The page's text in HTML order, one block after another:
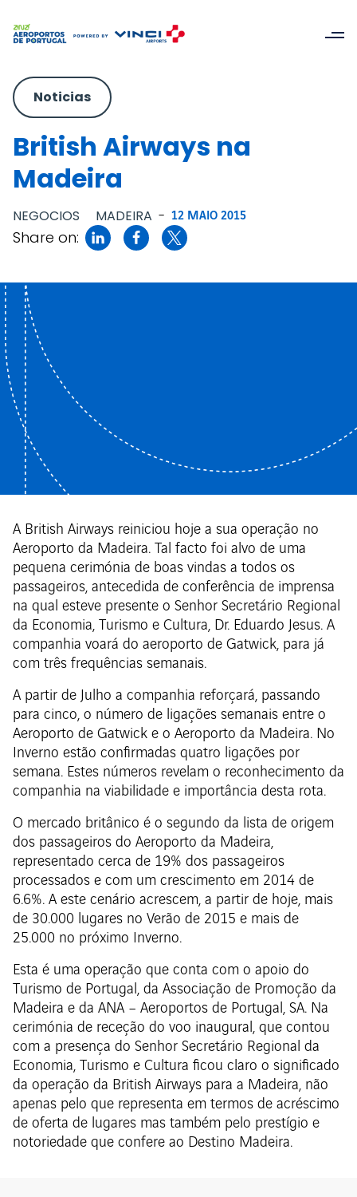
Noticias
British Airways na
Madeira
NEGOCIOS MADEIRA - 12 MAIO 2015
Share on:
A British Airways reiniciou hoje a sua operação no
Aeroporto da Madeira. Tal facto foi alvo de uma
pequena cerimónia de boas vindas a todos os
passageiros, antecedida de conferência de imprensa
na qual esteve presente o Senhor Secretário Regional
da Economia, Turismo e Cultura, Dr. Eduardo Jesus. A
companhia voará do aeroporto de Gatwick, para já
com três frequências semanais.
A partir de Julho a companhia reforçará, passando
para cinco, o número de ligações semanais entre o
Aeroporto de Gatwick e o Aeroporto da Madeira. No
Inverno estão confirmadas quatro ligações por
semana. Estes números revelam o reconhecimento da
companhia na viabilidade e importância desta rota.
O mercado britânico é o segundo da lista de origem
dos passageiros do Aeroporto da Madeira,
representado cerca de 19% dos passageiros
processados e com um crescimento em 2014 de
6.6%. A este cenário acrescem, a partir de hoje, mais
de 30.000 lugares no Verão de 2015 e mais de
25.000 no próximo Inverno.
Esta é uma operação que conta com o apoio do
Turismo de Portugal, da Associação de Promoção da
Madeira e da ANA – Aeroportos de Portugal, SA. Na
cerimónia de receção do voo inaugural, que contou
com a presença do Senhor Secretário Regional da
Economia, Turismo e Cultura ficou claro o significado
da operação da British Airways para a Madeira, não
apenas pelo que representa em termos de acréscimo
de oferta de lugares mas também pelo prestígio e
notoriedade que confere ao Destino Madeira.